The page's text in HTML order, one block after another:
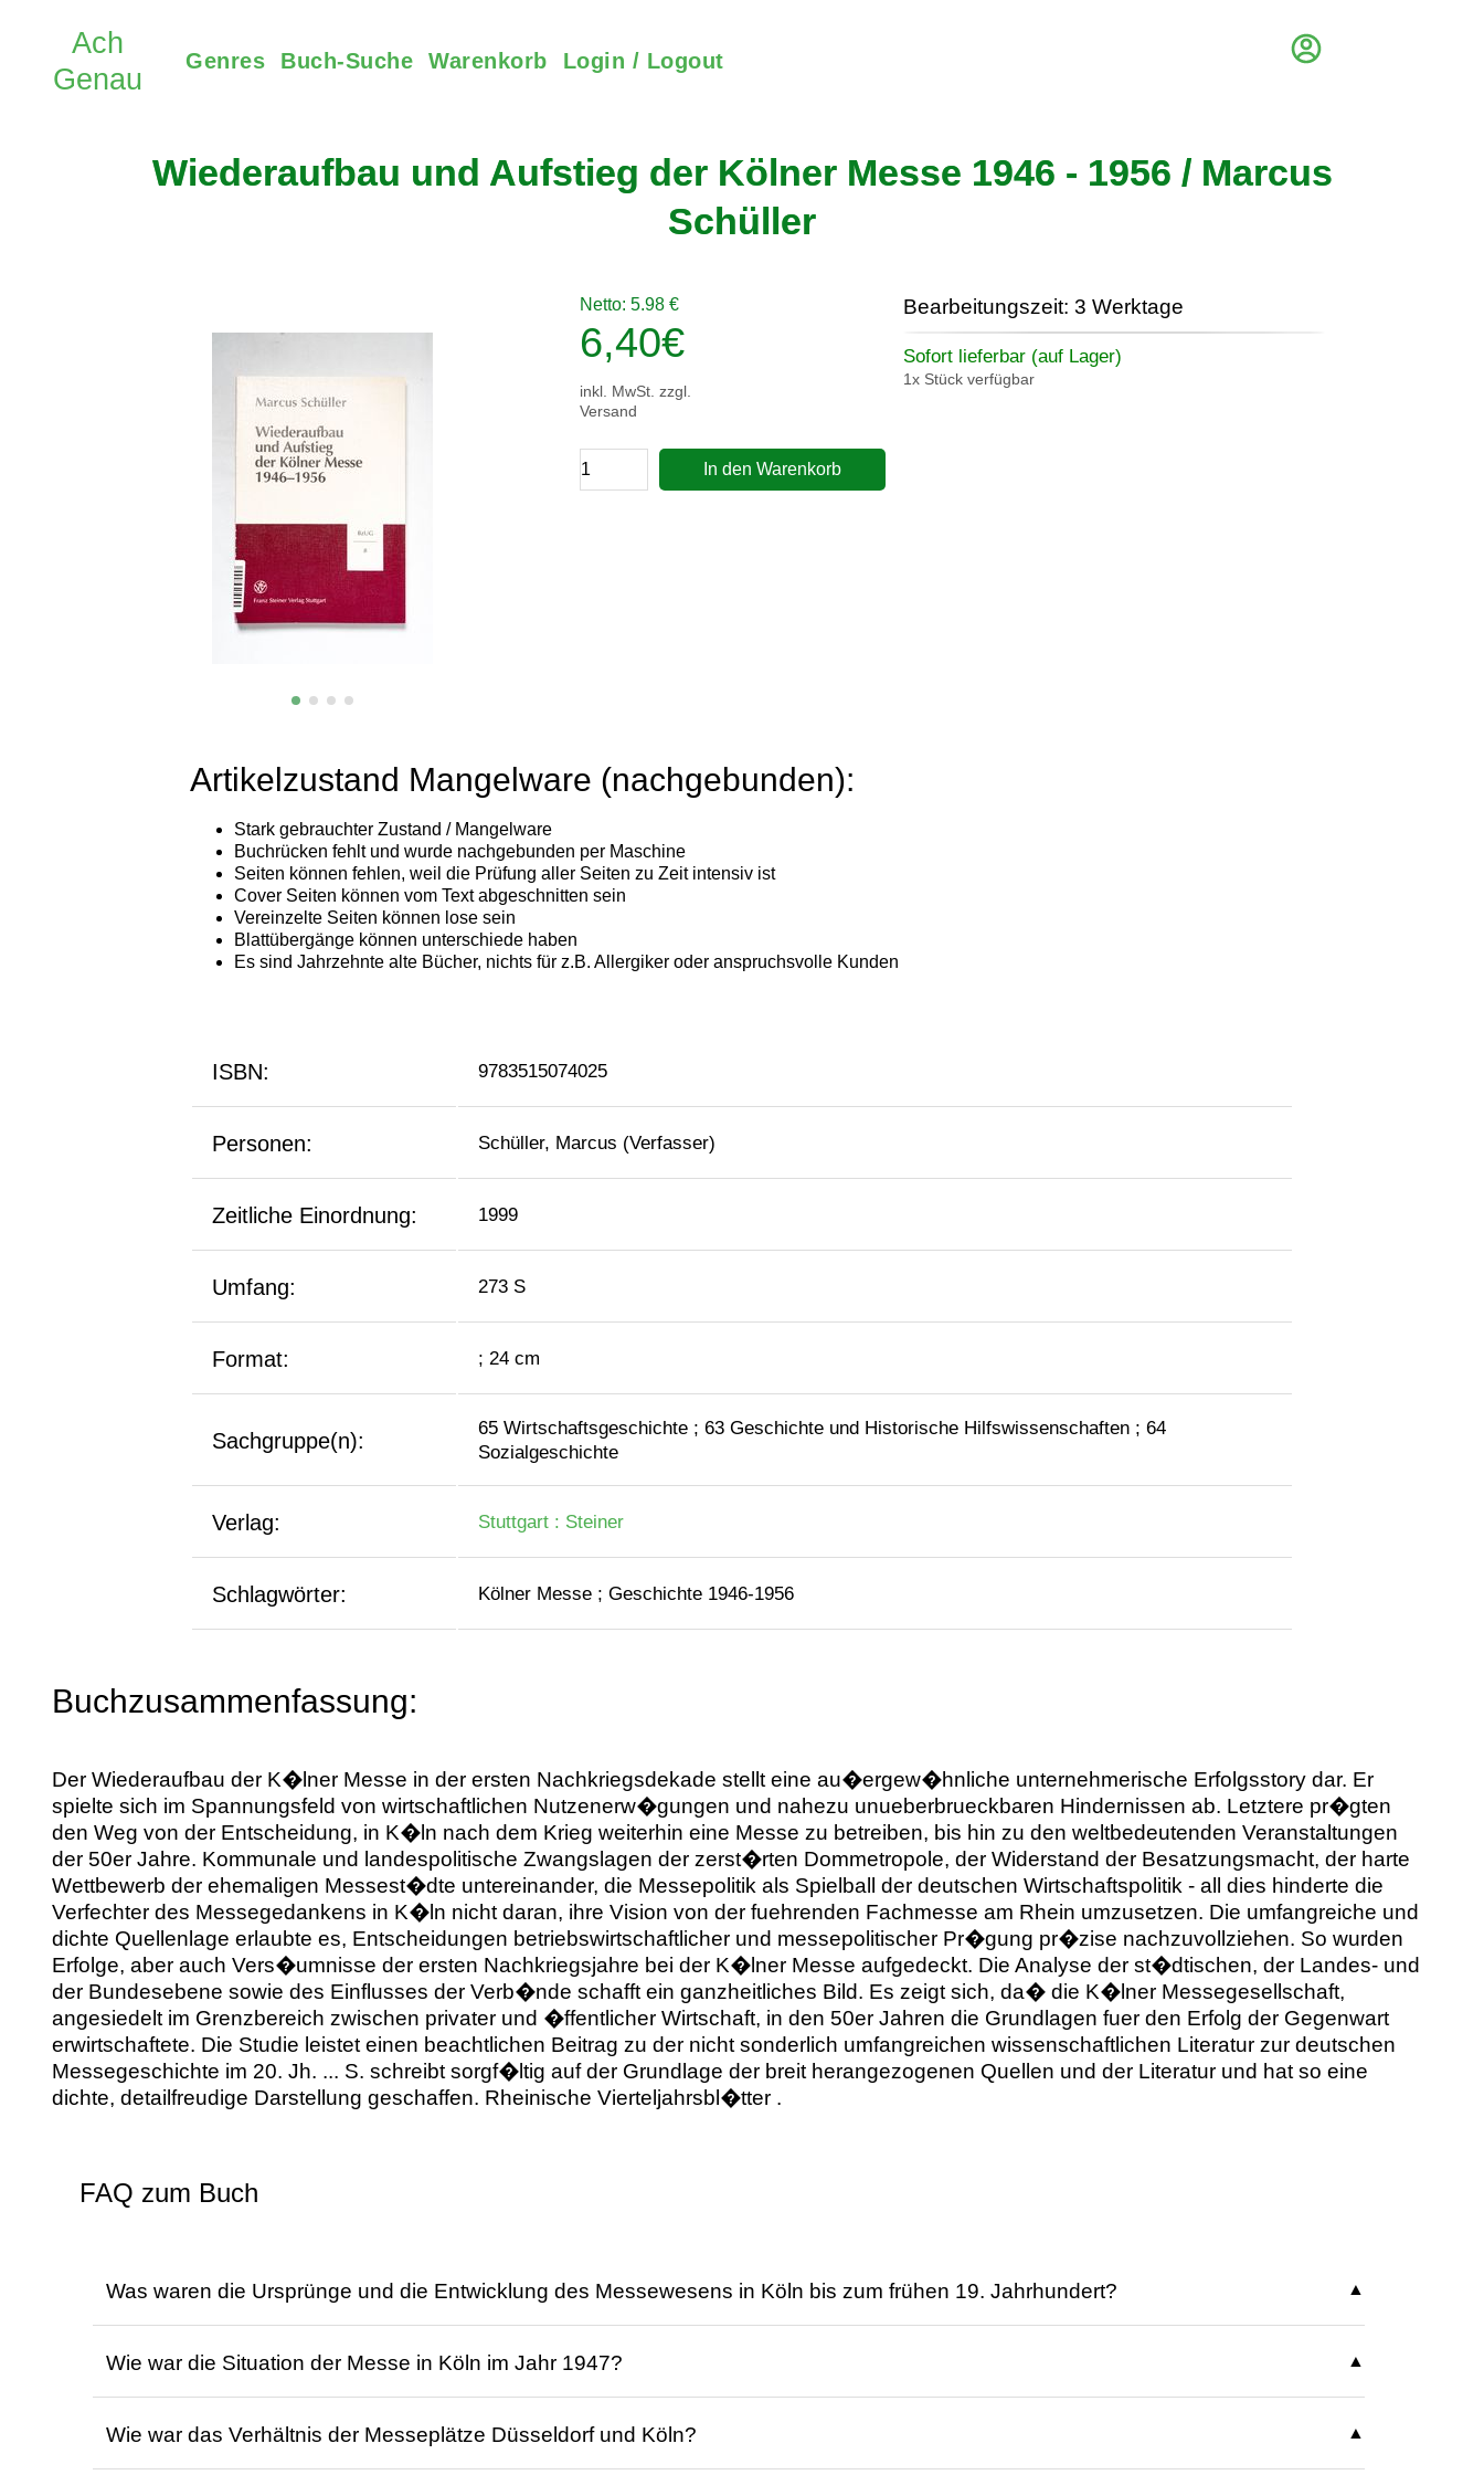
Genres Buch-Suche Warenkorb Login / Logout
Wiederaufbau und Aufstieg der Kölner Messe 1946 - 1956 / Marcus
Schüller
Netto: 5.98 €
6,40€
inkl. MwSt. zzgl.
Versand
In den Warenkorb
Bearbeitungszeit: 3 Werktage
Sofort lieferbar (auf Lager)
1x Stück verfügbar
ISBN: 9783515074025
Personen: Schüller, Marcus (Verfasser)
Zeitliche Einordnung: 1999
Umfang: 273 S
Format: ; 24 cm
Sachgruppe(n):
65 Wirtschaftsgeschichte ; 63 Geschichte und Historische Hilfswissenschaften ; 64
Sozialgeschichte
Verlag: Stuttgart : Steiner
Schlagwörter: Kölner Messe ; Geschichte 1946-1956
Buchzusammenfassung:
Der Wiederaufbau der K�lner Messe in der ersten Nachkriegsdekade stellt eine au�ergew�hnliche unternehmerische Erfolgsstory dar. Er
spielte sich im Spannungsfeld von wirtschaftlichen Nutzenerw�gungen und nahezu unueberbrueckbaren Hindernissen ab. Letztere pr�gten
den Weg von der Entscheidung, in K�ln nach dem Krieg weiterhin eine Messe zu betreiben, bis hin zu den weltbedeutenden Veranstaltungen
der 50er Jahre. Kommunale und landespolitische Zwangslagen der zerst�rten Dommetropole, der Widerstand der Besatzungsmacht, der harte
Wettbewerb der ehemaligen Messest�dte untereinander, die Messepolitik als Spielball der deutschen Wirtschaftspolitik - all dies hinderte die
Verfechter des Messegedankens in K�ln nicht daran, ihre Vision von der fuehrenden Fachmesse am Rhein umzusetzen. Die umfangreiche und
dichte Quellenlage erlaubte es, Entscheidungen betriebswirtschaftlicher und messepolitischer Pr�gung pr�zise nachzuvollziehen. So wurden
Erfolge, aber auch Vers�umnisse der ersten Nachkriegsjahre bei der K�lner Messe aufgedeckt. Die Analyse der st�dtischen, der Landes- und
der Bundesebene sowie des Einflusses der Verb�nde schafft ein ganzheitliches Bild. Es zeigt sich, da� die K�lner Messegesellschaft,
angesiedelt im Grenzbereich zwischen privater und �ffentlicher Wirtschaft, in den 50er Jahren die Grundlagen fuer den Erfolg der Gegenwart
erwirtschaftete. Die Studie leistet einen beachtlichen Beitrag zu der nicht sonderlich umfangreichen wissenschaftlichen Literatur zur deutschen
Messegeschichte im 20. Jh. ... S. schreibt sorgf�ltig auf der Grundlage der breit herangezogenen Quellen und der Literatur und hat so eine
dichte, detailfreudige Darstellung geschaffen. Rheinische Vierteljahrsbl�tter .
FAQ zum Buch
Was waren die Ursprünge und die Entwicklung des Messewesens in Köln bis zum frühen 19. Jahrhundert?
Entwicklung von Märkten zu Messen erfolgte durch die Verleihung von Marktrechten durch weltliche Herrscher, die den Austausch von
Dieses FAQ wurde mit KI erstellt, basierend auf der Quelle: S. 21, ISBN 9783515074025
Wie war die Situation der Messe in Köln im Jahr 1947?
britische Militärbehörden den Aufbau verzögerten. Durch den Einsatz von Facharbeitern aus dem Westerwald und Arbeitskräften aus
Wie war das Verhältnis der Messeplätze Düsseldorf und Köln?